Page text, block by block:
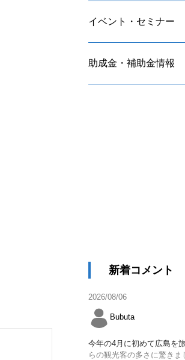
イベント・セミナー
助成金・補助金情報
新着コメント
2026/08/06
Bubuta
今年の4月に初めて広島を
らの観光客の多さに驚きま